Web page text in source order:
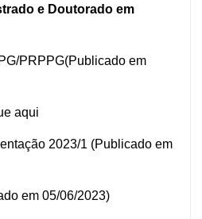
e Doutorado em
PRPPG(Publicado em
aqui
2023/1 (Publicado em
em 05/06/2023)